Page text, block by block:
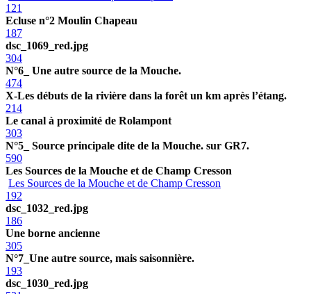
121
Ecluse n°2 Moulin Chapeau
187
dsc_1069_red.jpg
304
N°6_ Une autre source de la Mouche.
474
X-Les débuts de la rivière dans la forêt un km après l’étang.
214
Le canal à proximité de Rolampont
303
N°5_ Source principale dite de la Mouche. sur GR7.
590
Les Sources de la Mouche et de Champ Cresson
Les Sources de la Mouche et de Champ Cresson
192
dsc_1032_red.jpg
186
Une borne ancienne
305
N°7_Une autre source, mais saisonnière.
193
dsc_1030_red.jpg